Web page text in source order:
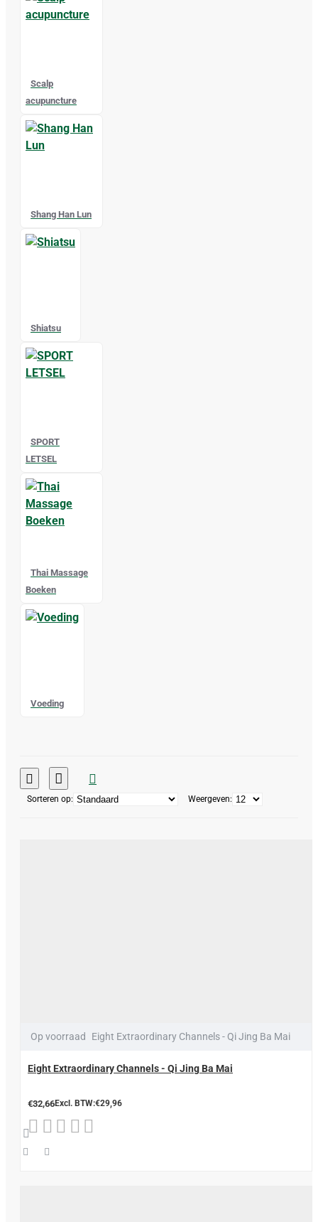
Scalp
acupuncture
Shang Han Lun
Shiatsu
SPORT
LETSEL
Thai Massage
Boeken
Voeding
Sorteren op: Weergeven:
Op voorraad Eight Extraordinary Channels - Qi Jing Ba Mai
Eight Extraordinary Channels - Qi Jing Ba Mai
€32,66Excl. BTW:€29,96